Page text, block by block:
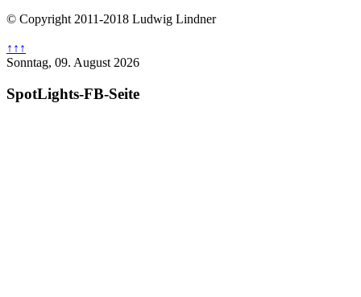
© Copyright 2011-2018 Ludwig Lindner
↑↑↑
Sonntag, 09. August 2026
SpotLights-FB-Seite